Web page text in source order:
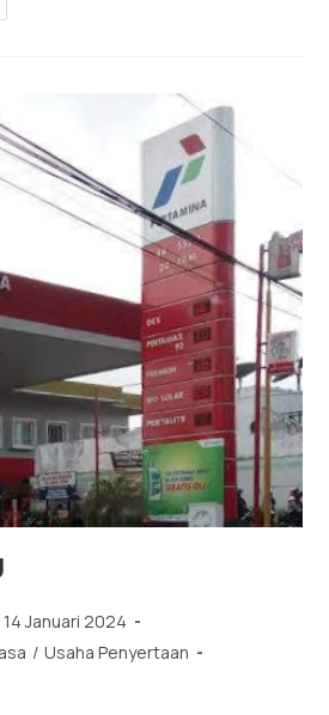
14 Januari 2024
/ Usaha Penyertaan